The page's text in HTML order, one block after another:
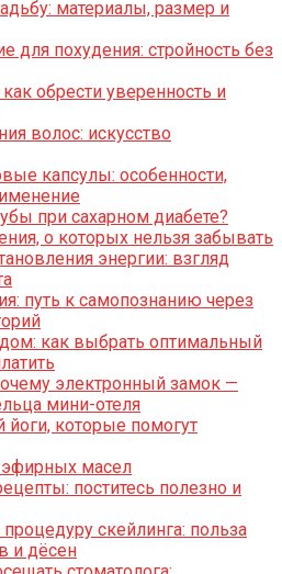
материалы, размер и
для похудения: стройность без
обрести уверенность и
волос: искусство
капсулы: особенности,
при сахарном диабете?
о которых нельзя забывать
энергии: взгляд
путь к самопознанию через
как выбрать оптимальный
электронный замок —
мини-отеля
йоги, которые помогут
масел
поститесь полезно и
скейлинга: польза
и дёсен